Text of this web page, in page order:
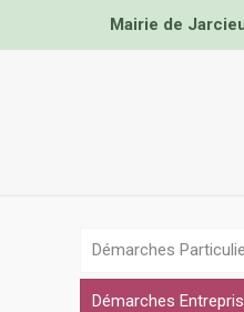
Mairie de
Démarches
Démarches